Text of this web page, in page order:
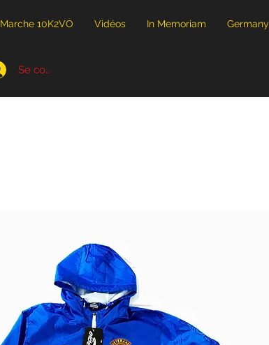
Marche 10K2VO Vidéos In Memoriam Germany
Se connecter